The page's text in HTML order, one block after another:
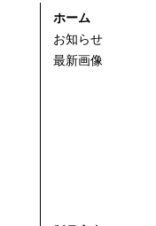
ホーム
お知らせ
最新画像